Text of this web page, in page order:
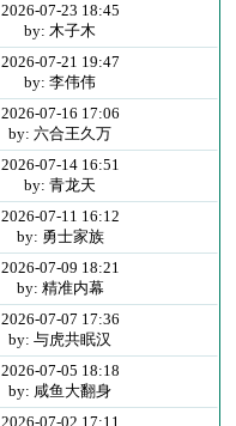
2026-07-23 18:45
by: 木子木
2026-07-21 19:47
by: 李伟伟
2026-07-16 17:06
by: 六合王久万
2026-07-14 16:51
by: 青龙天
2026-07-11 16:12
by: 勇士家族
2026-07-09 18:21
by: 精准内幕
2026-07-07 17:36
by: 与虎共眠汉
2026-07-05 18:18
by: 咸鱼大翻身
2026-07-02 17:11